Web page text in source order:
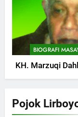
BIOGRAFI
KH. Marzuqi
Pojok
747